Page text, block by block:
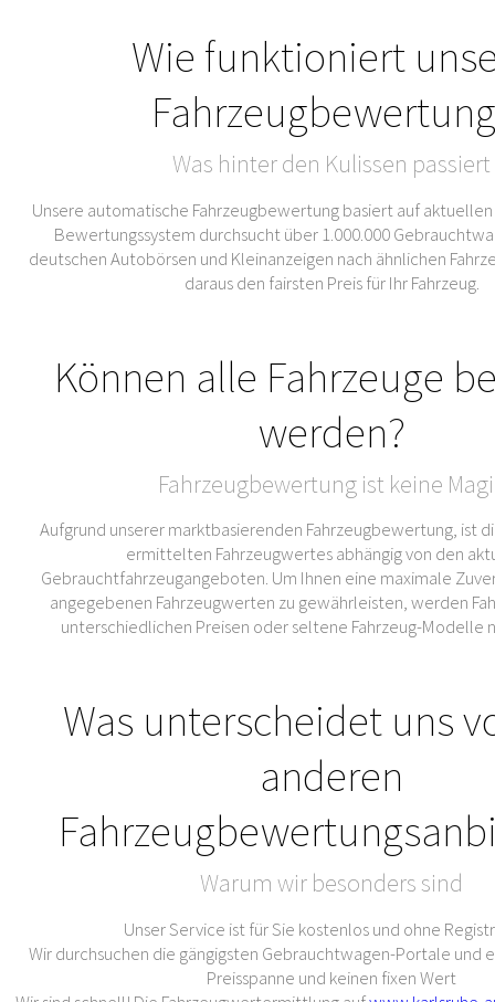
Wie funktioniert
Was hinter den Kulissen passiert
Unsere automatische Fahrzeugbewertung basiert auf
Bewertungssystem durchsucht über 1.000.000
deutschen Autobörsen und Kleinanzeigen nach ähnlichen
daraus den fairsten Preis für Ihr Fahrzeug.
Können alle Fahrzeuge
werden?
Fahrzeugbewertung ist keine
Aufgrund unserer marktbasierenden Fahrzeugbewertung, ist
ermittelten Fahrzeugwertes abhängig von den
Gebrauchtfahrzeugangeboten. Um Ihnen eine maximale
angegebenen Fahrzeugwerten zu gewährleisten, werden
unterschiedlichen Preisen oder seltene Fahrzeug-
Was unterscheidet uns
anderen
Warum wir besonders sind
Unser Service ist für Sie kostenlos und ohne
Wir durchsuchen die gängigsten Gebrauchtwagen-Portale und
Preisspanne und keinen fixen Wert